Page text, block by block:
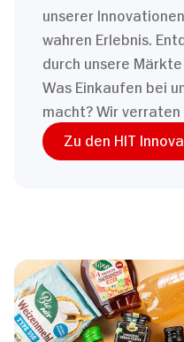
unserer
wahren Erlebnis.
durch unsere
Was Einkaufen bei
macht? Wir verraten
Zu den HIT